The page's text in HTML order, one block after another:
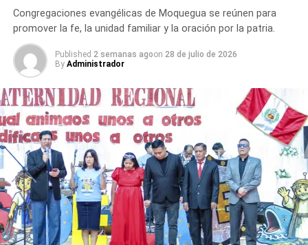
Congregaciones evangélicas de Moquegua se reúnen para
promover la fe, la unidad familiar y la oración por la patria.
Published 2 semanas agoon 28 de julio de 2026
By Administrador